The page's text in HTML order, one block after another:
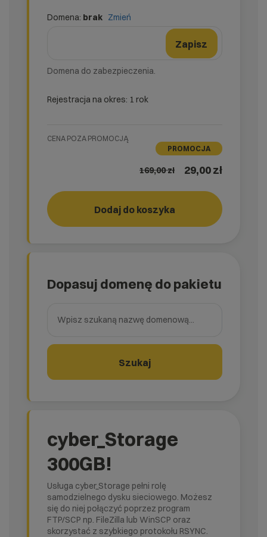
Domena: brak Zmień
Zmień formularz domeny
Zapisz
Domena do zabezpieczenia.
Rejestracja na okres: 1 rok
CENA POZA PROMOCJĄ
PROMOCJA
169,00zł 29,00 zł
Dodaj do koszyka
Dopasuj domenę do pakietu
Szukaj
cyber_Storage
300GB!
Usługa cyber_Storage pełni rolę
samodzielnego dysku sieciowego. Możesz
się do niej połączyć poprzez program
FTP/SCP np. FileZilla lub WinSCP oraz
skorzystać z szybkiego protokołu RSYNC.